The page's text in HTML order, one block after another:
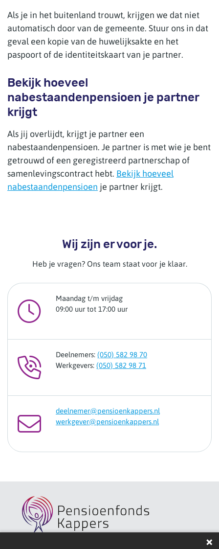
Als je in het buitenland trouwt, krijgen we dat niet
automatisch door van de gemeente. Stuur ons in dat
geval een kopie van de huwelijksakte en het
paspoort of de identiteitskaart van je partner.
Bekijk hoeveel
nabestaandenpensioen je partner
krijgt
Als jij overlijdt, krijgt je partner een
nabestaandenpensioen. Je partner is met wie je bent
getrouwd of een geregistreerd partnerschap of
samenlevingscontract hebt. Bekijk hoeveel
nabestaandenpensioen je partner krijgt.
Wij zijn er voor je.
Heb je vragen? Ons team staat voor je klaar.
Maandag t/m vrijdag
09:00 uur tot 17:00 uur
Deelnemers: (050) 582 98 70
Werkgevers: (050) 582 98 71
deelnemer@pensioenkappers.nl
werkgever@pensioenkappers.nl